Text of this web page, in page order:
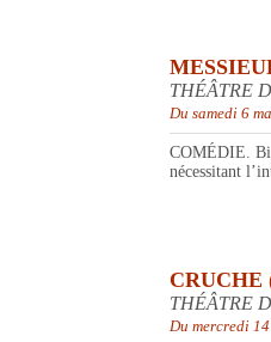
THÉÂTRE
Du samedi 6
COMÉDIE.
nécessitant
CRUCHE
THÉÂTRE
Du mercredi